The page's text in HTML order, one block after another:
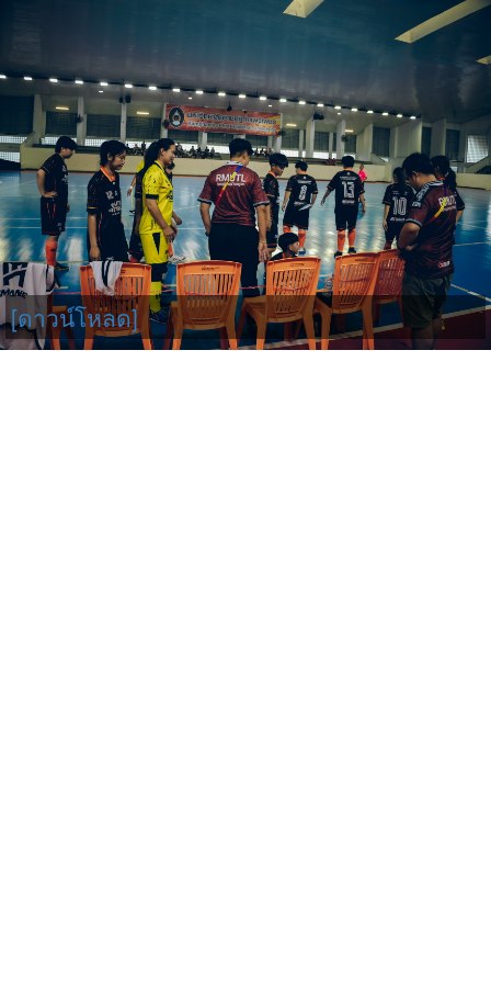
[ดาวน์โหลด]